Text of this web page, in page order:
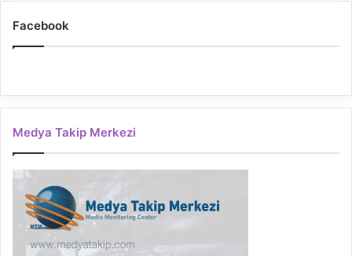
Facebook
Medya Takip Merkezi